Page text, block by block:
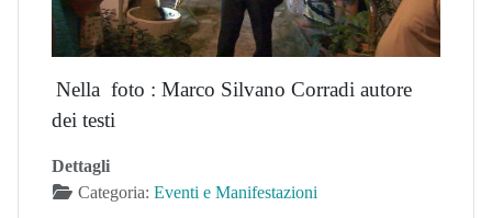
Nella foto : Marco Silvano Corradi autore
dei testi
Dettagli
Categoria: Eventi e Manifestazioni